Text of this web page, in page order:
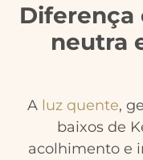
Diferença
neutra
A luz quente,
baixos de
acolhimento e